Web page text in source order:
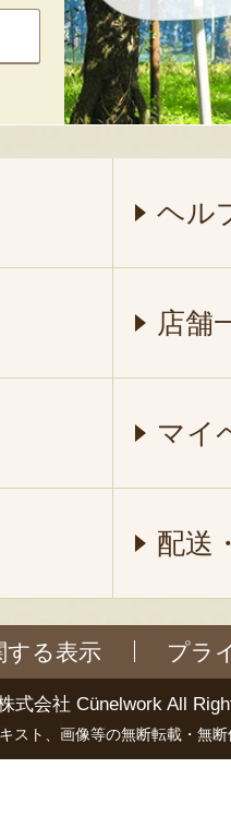
ヘル
店舗
マイ
配送
する表示 プラ
式会社 Cünelwork All
スト、画像等の無断転載・無